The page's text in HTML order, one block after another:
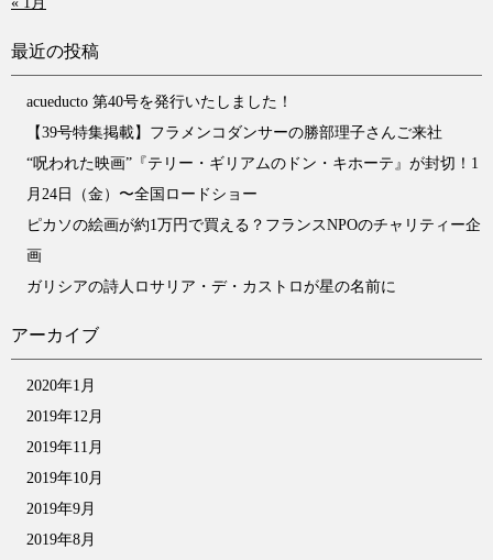
最近の投稿
acueducto 第40号を発行いたしました！
【39号特集掲載】フラメンコダンサーの勝部理子さんご来社
“呪われた映画”『テリー・ギリアムのドン・キホーテ』が封切！1
月24日（金）〜全国ロードショー
ピカソの絵画が約1万円で買える？フランスNPOのチャリティー企
画
ガリシアの詩人ロサリア・デ・カストロが星の名前に
アーカイブ
2020年1月
2019年12月
2019年11月
2019年10月
2019年9月
2019年8月